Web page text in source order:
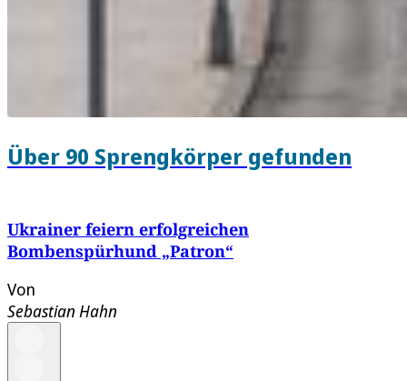
Über 90 Sprengkörper gefunden
Ukrainer feiern erfolgreichen
Bombenspürhund „Patron“
Von
Sebastian Hahn